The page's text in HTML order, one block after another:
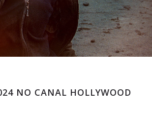
NO CANAL HOLLYWOOD